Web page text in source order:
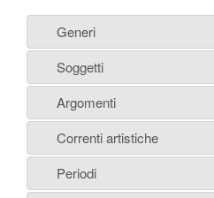
Generi
Soggetti
Argomenti
Correnti artistiche
Periodi